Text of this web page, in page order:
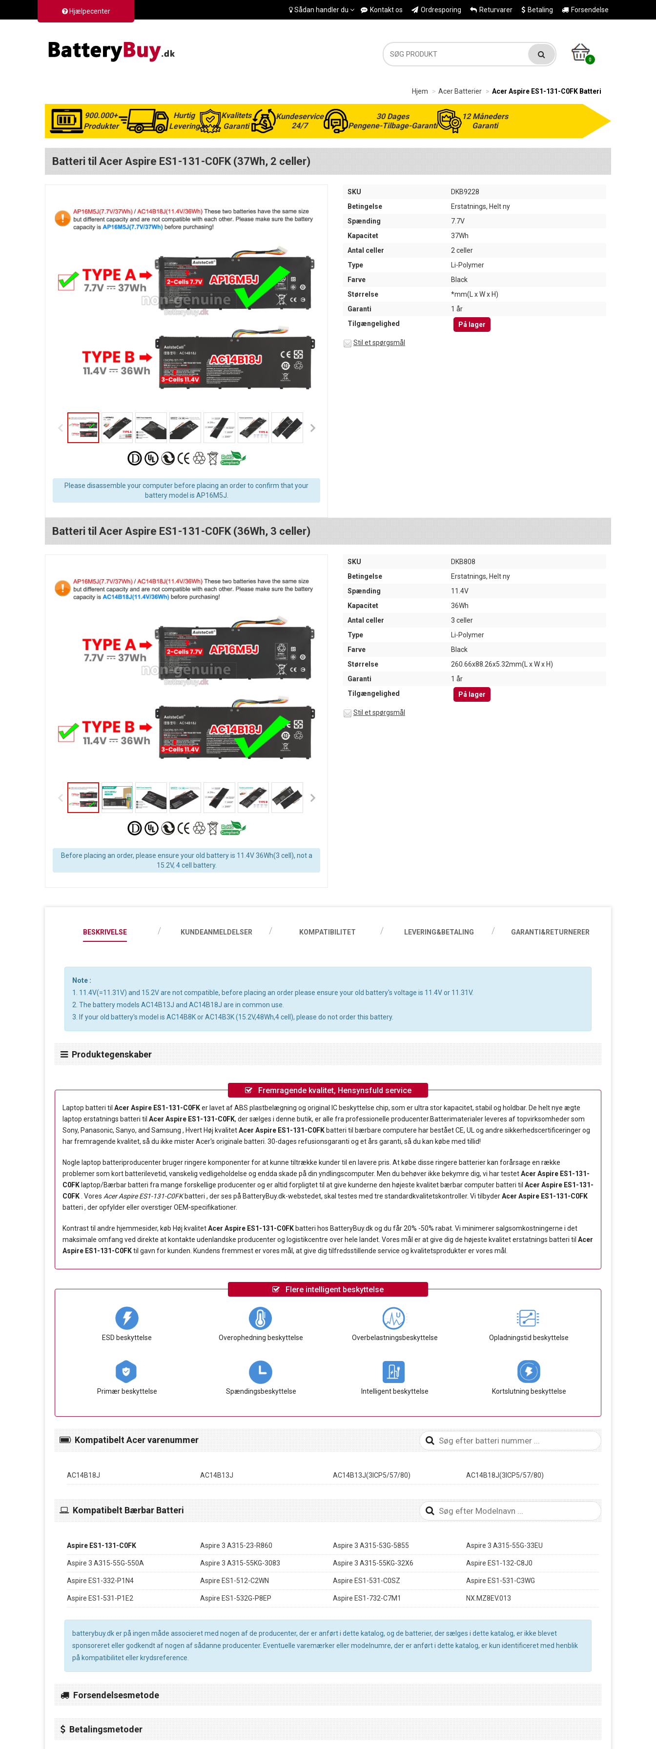
Hjælpecenter Sådan handler du Kontakt os Ordresporing Returvarer Betaling Forsendelse
0
Hjem Acer Batterier Acer Aspire ES1-131-C0FK Batteri
900.000+
Produkter
Hurtig
Levering
Kvalitets
Garanti
Kundeservice
24/7
30 Dages
Pengene-Tilbage-Garanti
12 Måneders
Garanti
Batteri til Acer Aspire ES1-131-C0FK (37Wh, 2 celler)
Please disassemble your computer before placing an order to confirm that your
battery model is AP16M5J.
SKU
DKB9228
Betingelse
Erstatnings, Helt ny
Spænding
7.7V
Kapacitet
37Wh
Antal celler
2 celler
Type
Li-Polymer
Farve
Black
Størrelse
*mm(L x W x H)
Garanti
1 år
Tilgængelighed
På lager
Stil et spørgsmål
Batteri til Acer Aspire ES1-131-C0FK (36Wh, 3 celler)
Before placing an order, please ensure your old battery is 11.4V 36Wh(3 cell), not a
15.2V, 4 cell battery.
SKU
DKB808
Betingelse
Erstatnings, Helt ny
Spænding
11.4V
Kapacitet
36Wh
Antal celler
3 celler
Type
Li-Polymer
Farve
Black
Størrelse
260.66x88.26x5.32mm(L x W x H)
Garanti
1 år
Tilgængelighed
På lager
Stil et spørgsmål
BESKRIVELSE KUNDEANMELDELSER KOMPATIBILITET LEVERING&BETALING GARANTI&RETURNERER
Note :
1. 11.4V(=11.31V) and 15.2V are not compatible, before placing an order please ensure your old battery's voltage is 11.4V or 11.31V.
2. The battery models AC14B13J and AC14B18J are in common use.
3. If your old battery's model is AC14B8K or AC14B3K (15.2V,48Wh,4 cell), please do not order this battery.
Produktegenskaber
Fremragende kvalitet, Hensynsfuld service
Laptop batteri til Acer Aspire ES1-131-C0FKer lavet af ABS plastbelægning og original IC beskyttelse chip, som er ultra stor kapacitet, stabil og holdbar. De helt nye ægte
laptop erstatnings batteri til Acer Aspire ES1-131-C0FK, der sælges i denne butik, er alle fra professionelle producenter.Batterimaterialer leveres af topvirksomheder som
Sony, Panasonic, Sanyo, and Samsung , Hvert Høj kvalitetAcer Aspire ES1-131-C0FK batteri til bærbare computere har bestået CE, UL og andre sikkerhedscertificeringer og
har fremragende kvalitet, så du ikke mister Acer's originale batteri. 30-dages refusionsgaranti og et års garanti, så du kan købe med tillid!
Nogle laptop batteriproducenter bruger ringere komponenter for at kunne tiltrække kunder til en lavere pris. At købe disse ringere batterier kan forårsage en række
problemer som kort batterilevetid, vanskelig vedligeholdelse og endda skade på din yndlingscomputer. Men du behøver ikke bekymre dig, vi har testetAcer Aspire ES1-131-
C0FK laptop/Bærbar batteri fra mange forskellige producenter og er altid forpligtet til at give kunderne den højeste kvalitet bærbar computer batteri til Acer Aspire ES1-131-
C0FK . Vores Acer Aspire ES1-131-C0FKbatteri , der ses på BatteryBuy.dk-webstedet, skal testes med tre standardkvalitetskontroller. Vi tilbyderAcer Aspire ES1-131-C0FK
batteri , der opfylder eller overstiger OEM-specifikationer.
Kontrast til andre hjemmesider, køb Høj kvalitetAcer Aspire ES1-131-C0FK batteri hos BatteryBuy.dk og du får 20% -50% rabat. Vi minimerer salgsomkostningerne i det
maksimale omfang ved direkte at kontakte udenlandske producenter og logistikcentre over hele landet. Vores mål er at give dig de højeste kvalitet erstatnings batteri til Acer
Aspire ES1-131-C0FKtil gavn for kunden. Kundens fremmest er vores mål, at give dig tilfredsstillende service og kvalitetsprodukter er vores mål.
Flere intelligent beskyttelse
ESD beskyttelse Overophedning beskyttelse Overbelastningsbeskyttelse Opladningstid beskyttelse
Primær beskyttelse Spændingsbeskyttelse Intelligent beskyttelse Kortslutning beskyttelse
Kompatibelt Acer varenummer
AC14B18J AC14B13J AC14B13J(3ICP5/57/80) AC14B18J(3ICP5/57/80)
Kompatibelt Bærbar Batteri
Aspire ES1-131-C0FK Aspire 3 A315-23-R860 Aspire 3 A315-53G-5855 Aspire 3 A315-55G-33EU
Aspire 3 A315-55G-550A Aspire 3 A315-55KG-3083 Aspire 3 A315-55KG-32X6 Aspire ES1-132-C8J0
Aspire ES1-332-P1N4 Aspire ES1-512-C2WN Aspire ES1-531-C0SZ Aspire ES1-531-C3WG
Aspire ES1-531-P1E2 Aspire ES1-532G-P8EP Aspire ES1-732-C7M1 NX.MZ8EV.013
batterybuy.dk er på ingen måde associeret med nogen af de producenter, der er anført i dette katalog, og de batterier, der sælges i dette katalog, er ikke blevet
sponsoreret eller godkendt af nogen af sådanne producenter. Eventuelle varemærker eller modelnumre, der er anført i dette katalog, er kun identificeret med henblik
på kompatibilitet eller krydsreference.
Forsendelsesmetode
Betalingsmetoder